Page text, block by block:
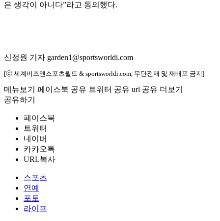
은 생각이 아니다”라고 동의했다.
신정원 기자 garden1@sportsworldi.com
[ⓒ 세계비즈앤스포츠월드 & sportsworldi.com, 무단전재 및 재배포 금지]
메뉴보기 페이스북 공유 트위터 공유 url 공유 더보기
공유하기
페이스북
트위터
네이버
카카오톡
URL복사
스포츠
연예
포토
라이프